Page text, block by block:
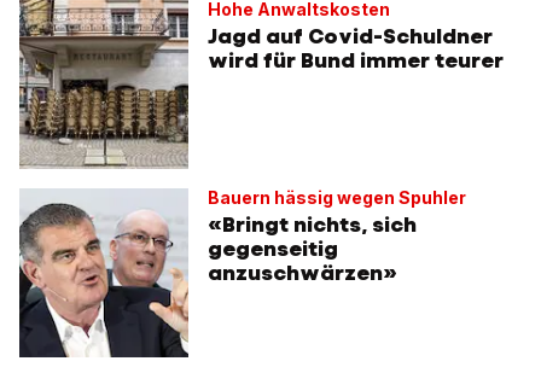
Hohe Anwaltskosten
Jagd auf Covid-Schuldner
wird für Bund immer teurer
Bauern hässig wegen Spuhler
«Bringt nichts, sich
gegenseitig
anzuschwärzen»